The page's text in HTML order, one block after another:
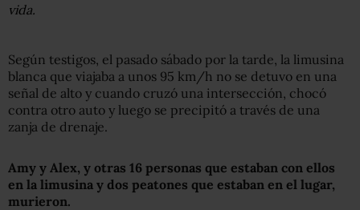
vida.
Según testigos, el pasado sábado por la tarde, la limusina
blanca que viajaba a unos 95 km/h no se detuvo en una
señal de alto y cuando cruzó una intersección, chocó
contra otro auto y luego se precipitó a través de una
zanja de drenaje.
Amy y Alex, y otras 16 personas que estaban con ellos
en la limusina y dos peatones que estaban en el lugar,
murieron.